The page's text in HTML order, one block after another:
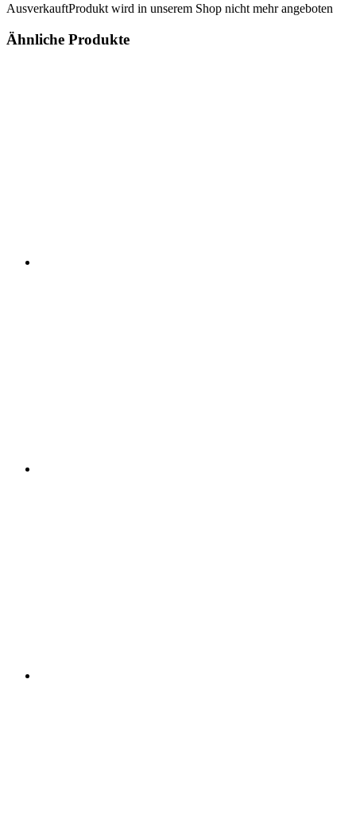
AusverkauftProdukt wird in unserem Shop nicht mehr angeboten
Ähnliche Produkte